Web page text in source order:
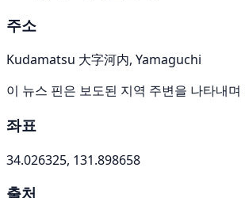
주소
Kudamatsu 大字河内, Yamaguchi
이 뉴스 핀은 보도된 지역 주변을 나타내
좌표
34.026325, 131.898658
출처